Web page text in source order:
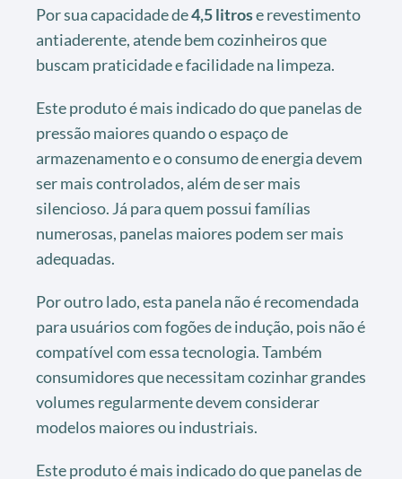
Por sua capacidade de4,5 litrose revestimento
antiaderente, atende bem cozinheiros que
buscam praticidade e facilidade na limpeza.
Este produto é mais indicado do que panelas de
pressão maiores quando o espaço de
armazenamento e o consumo de energia devem
ser mais controlados, além de ser mais
silencioso. Já para quem possui famílias
numerosas, panelas maiores podem ser mais
adequadas.
Por outro lado, esta panela não é recomendada
para usuários com fogões de indução, pois não é
compatível com essa tecnologia. Também
consumidores que necessitam cozinhar grandes
volumes regularmente devem considerar
modelos maiores ou industriais.
Este produto é mais indicado do que panelas de